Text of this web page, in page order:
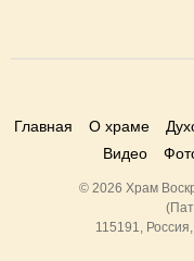
Главная О храме
Видео
© 2026 Храм
115191,